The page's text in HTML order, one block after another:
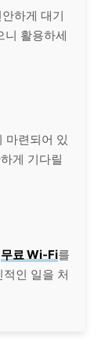
하게 대기
니 활용하세
마련되어 있
게 기다릴
무료 Wi-Fi를
적인 일을 처